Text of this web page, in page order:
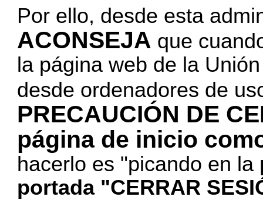
Por ello, desde esta
ACONSEJA que
la página web de la
desde ordenadores de
PRECAUCIÓN DE
página de inicio
hacerlo es "picando en la
portada "CERRAR